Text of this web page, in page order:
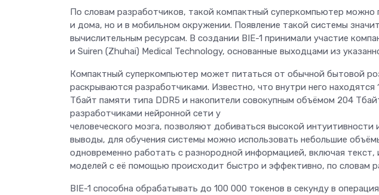
По словам разработчиков, такой компактный суперкомпьютер можно
и дома, но и в мобильном окружении. Появление такой системы
вычислительным ресурсам. В создании BIE-1 принимали участие
и Suiren (Zhuhai) Medical Technology, основанные выходцами из
Компактный суперкомпьютер может питаться от обычной бытовой
раскрываются разработчиками. Известно, что внутри него
Тбайт памяти типа DDR5 и накопители совокупным объёмом 204
разработчиками нейронной сети у
человеческого мозга, позволяют добиваться высокой интуитивности
выводы, для обучения системы можно использовать небольшие
одновременно работать с разнородной информацией, включая
моделей с её помощью происходит быстро и эффективно, по словам
BIE-1 способна обрабатывать до 100 000 токенов в секунду в